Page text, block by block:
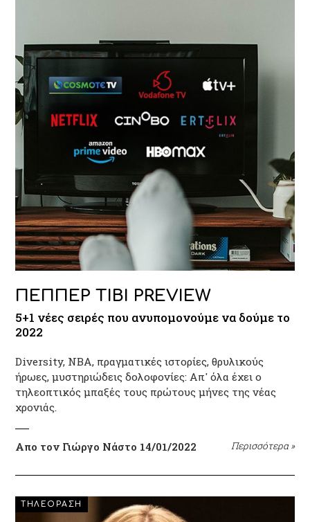
ΠΕΠΠΕΡ ΤΙΒΙ PREVIEW
5+1 νέες σειρές που ανυπομονούμε να δούμε το
2022
Diversity, NBA, πραγματικές ιστορίες, θρυλικούς
ήρωες, μυστηριώδεις δολοφονίες: Απ' όλα έχει ο
τηλεοπτικός μπαξές τους πρώτους μήνες της νέας
χρονιάς.
Απο τον Γιώργο Νάστο 14/01/2022 Περισσότερα »
ΤΗΛΕΟΡΑΣΗ